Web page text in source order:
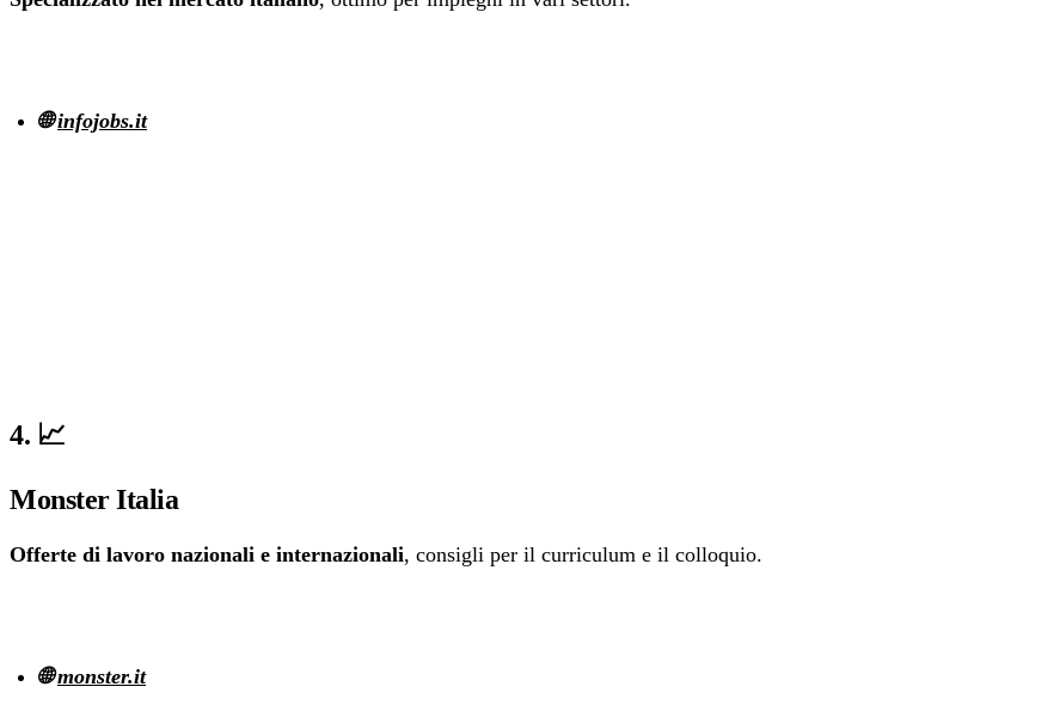
🌐 infojobs.it
4. 📈
Monster Italia
Offerte di lavoro nazionali e internazionali, consigli per il curriculum e il colloquio.
🌐 monster.it